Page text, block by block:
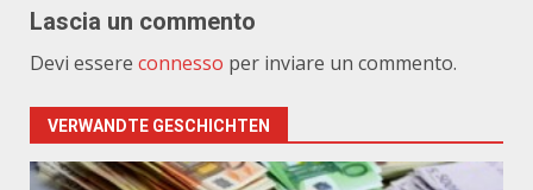
Lascia un commento
Devi essere connesso per inviare un commento.
VERWANDTE GESCHICHTEN